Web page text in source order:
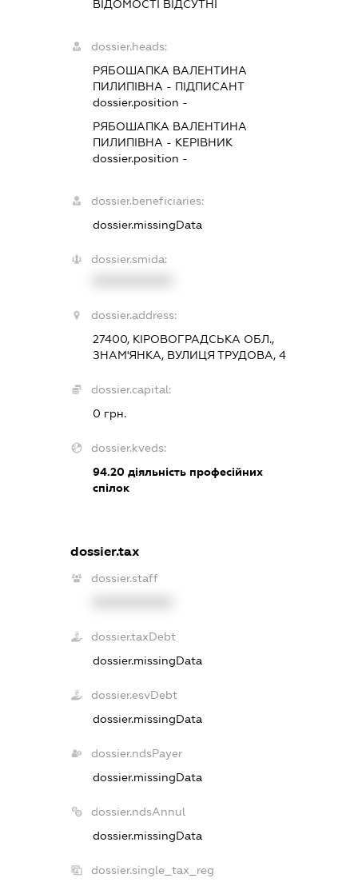
ВІДОМОСТІ ВІДСУТНІ
dossier.heads:
РЯБОШАПКА ВАЛЕНТИНА
ПИЛИПІВНА - ПІДПИСАНТ
dossier.position -
РЯБОШАПКА ВАЛЕНТИНА
ПИЛИПІВНА - КЕРІВНИК
dossier.position -
dossier.beneficiaries:
dossier.missingData
dossier.smida:
dossier.address:
27400, КІРОВОГРАДСЬКА ОБЛ.,
ЗНАМ'ЯНКА, ВУЛИЦЯ ТРУДОВА, 4
dossier.capital:
0 грн.
dossier.kveds:
94.20діяльність професійних
спілок
dossier.tax
dossier.staff
dossier.taxDebt
dossier.missingData
dossier.esvDebt
dossier.missingData
dossier.ndsPayer
dossier.missingData
dossier.ndsAnnul
dossier.missingData
dossier.single_tax_reg